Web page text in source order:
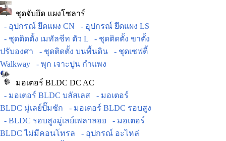
ชุดจับยึด แผงโซลาร์
- อุปกรณ์ ยึดแผง CN
- อุปกรณ์ ยึดแผง LS
- ชุดติดตั้ง เมทัลชีท ตัว L
- ชุดติดตั้ง ขาตั้ง
ปรับองศา
- ชุดติดตั้ง บนพื้นดิน
- ชุดเซฟตี้
Walkway
- พุก เจาะปูน กำแพง
มอเตอร์ BLDC DC AC
- มอเตอร์ BLDC บลัสเลส
- มอเตอร์
BLDC มู่เลย์ปั๊มชัก
- มอเตอร์ BLDC รอบสูง
- BLDC รอบสูงมู่เลย์เพลาลอย
- มอเตอร์
BLDC ไม่มีคอนโทรล
- อุปกรณ์ อะไหล่